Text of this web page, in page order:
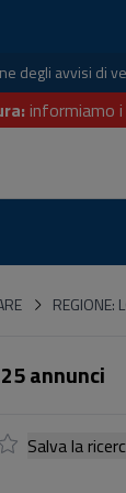
degli avvisi di
informiamo
REGIONE:
annunci